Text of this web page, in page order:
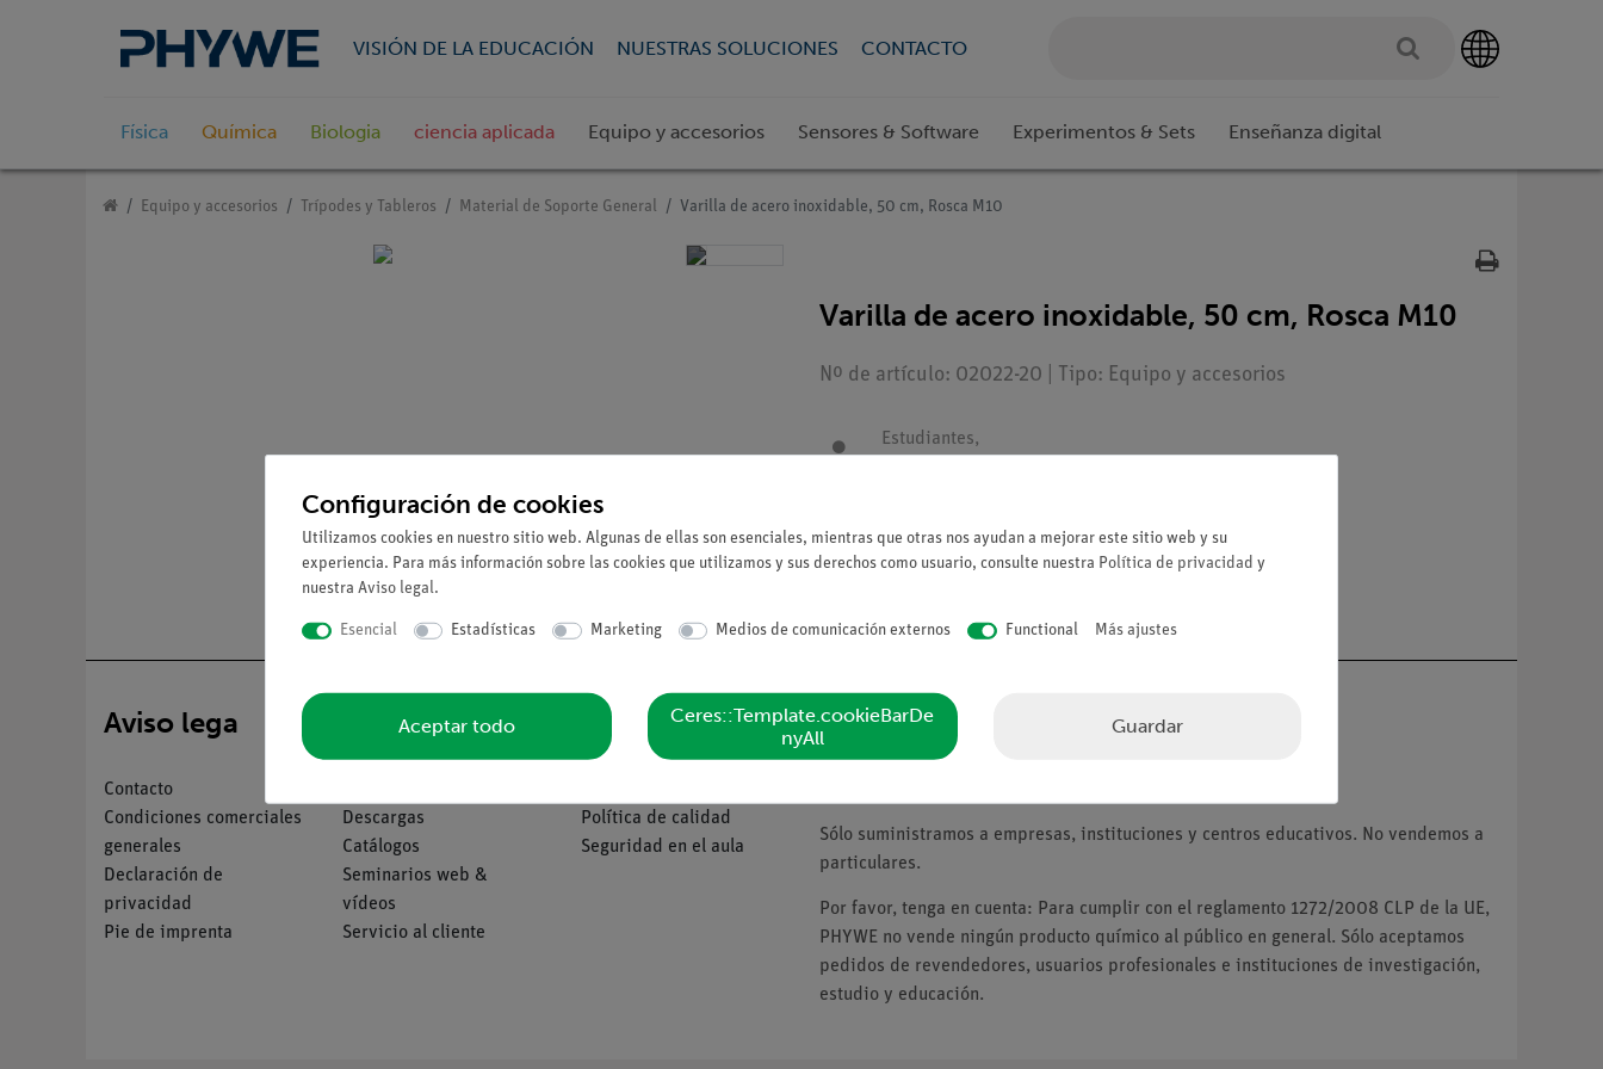
VISIÓN DE LA EDUCACIÓN NUESTRAS SOLUCIONES CONTACTO
Física Química Biologia ciencia aplicada Equipo y accesorios Sensores & Software Experimentos & Sets Enseñanza digital
Equipo y accesorios Trípodes y Tableros Material de Soporte General Varilla de acero inoxidable, 50 cm, Rosca M10
Varilla de acero inoxidable, 50 cm, Rosca M10
Nº de artículo: 02022-20 | Tipo: Equipo y accesorios
Estudiantes,
Aviso lega
Contacto
Condiciones comerciales
generales
Declaración de
privacidad
Pie de imprenta
Servicio
Descargas
Catálogos
Seminarios web &
vídeos
Servicio al cliente
Compañía
Política de calidad
Seguridad en el aula
Tenga en cuenta
Sólo suministramos a empresas, instituciones y centros educativos. No vendemos a
particulares.
Por favor, tenga en cuenta: Para cumplir con el reglamento 1272/2008 CLP de la UE,
PHYWE no vende ningún producto químico al público en general. Sólo aceptamos
pedidos de revendedores, usuarios profesionales e instituciones de investigación,
estudio y educación.
Configuración de cookies
Utilizamos cookies en nuestro sitio web. Algunas de ellas son esenciales, mientras que otras nos ayudan a mejorar este sitio web y su
experiencia. Para más información sobre las cookies que utilizamos y sus derechos como usuario, consulte nuestra Política de privacidad y
nuestra Aviso legal.
Esencial Estadísticas Marketing Medios de comunicación externos Functional Más ajustes
Aceptar todo
Ceres::Template.cookieBarDe
nyAll
Guardar